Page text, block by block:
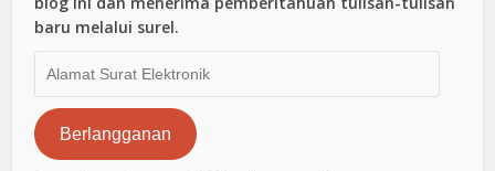
baru melalui surel.
Surat
Elektronik
Berlangganan